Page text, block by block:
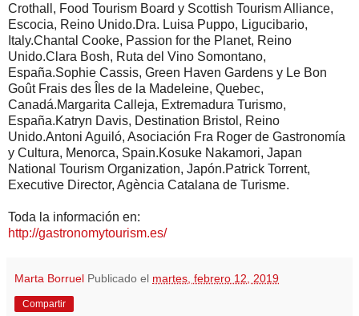
Crothall, Food Tourism Board y Scottish Tourism Alliance,
Escocia, Reino Unido.Dra. Luisa Puppo, Ligucibario,
Italy.Chantal Cooke, Passion for the Planet, Reino
Unido.Clara Bosh, Ruta del Vino Somontano,
España.Sophie Cassis, Green Haven Gardens y Le Bon
Goût Frais des Îles de la Madeleine, Quebec,
Canadá.Margarita Calleja, Extremadura Turismo,
España.Katryn Davis, Destination Bristol, Reino
Unido.Antoni Aguiló, Asociación Fra Roger de Gastronomía
y Cultura, Menorca, Spain.Kosuke Nakamori, Japan
National Tourism Organization, Japón.Patrick Torrent,
Executive Director, Agència Catalana de Turisme.
Toda la información en:
http://gastronomytourism.es/
Marta Borruel Publicado el martes, febrero 12, 2019
Compartir